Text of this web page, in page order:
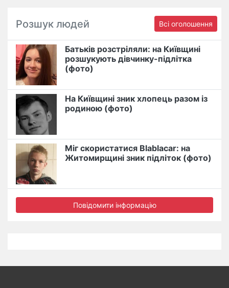
Розшук людей Всі оголошення
Батьків розстріляли: на Київщині
розшукують дівчинку-підлітка
(фото)
На Київщині зник хлопець разом із
родиною (фото)
Міг скористатися Blablacar: на
Житомирщині зник підліток (фото)
Повідомити інформацію